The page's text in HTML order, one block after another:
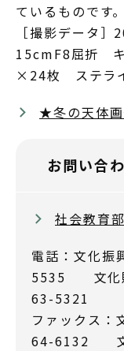
ているものです。
［撮影データ
15cmF8屈折
×24枚 ステラ
★冬の天体
お問い合
社会教育
電話：文化振
5535 文化財
63-5321
ファックス：
64-6132 文